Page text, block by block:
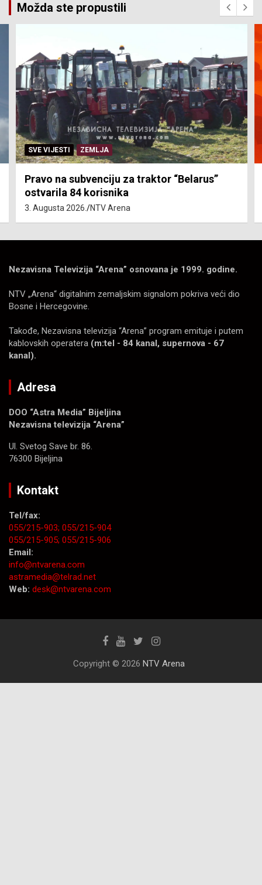
Možda ste propustili
SVE VIJESTI ZEMLJA
Pravo na subvenciju za traktor “Belarus”
ostvarila 84 korisnika
3. Augusta 2026. NTV Arena
Nezavisna Televizija “Arena” osnovana je 1999. godine.
NTV „Arena“ digitalnim zemaljskim signalom pokriva veći dio
Bosne i Hercegovine.
Takođe, Nezavisna televizija “Arena” program emituje i putem
kablovskih operatera (m:tel - 84 kanal, supernova - 67
kanal).
Adresa
DOO “Astra Media” Bijeljina
Nezavisna televizija “Arena”
Ul. Svetog Save br. 86.
76300 Bijeljina
Kontakt
Tel/fax:
055/215-903; 055/215-904
055/215-905; 055/215-906
Email:
info@ntvarena.com
astramedia@telrad.net
Web: desk@ntvarena.com
Copyright © 2026 NTV Arena